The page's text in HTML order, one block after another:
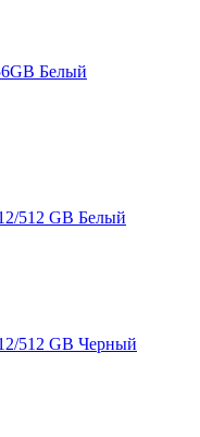
Белый
512 GB Белый
512 GB Черный